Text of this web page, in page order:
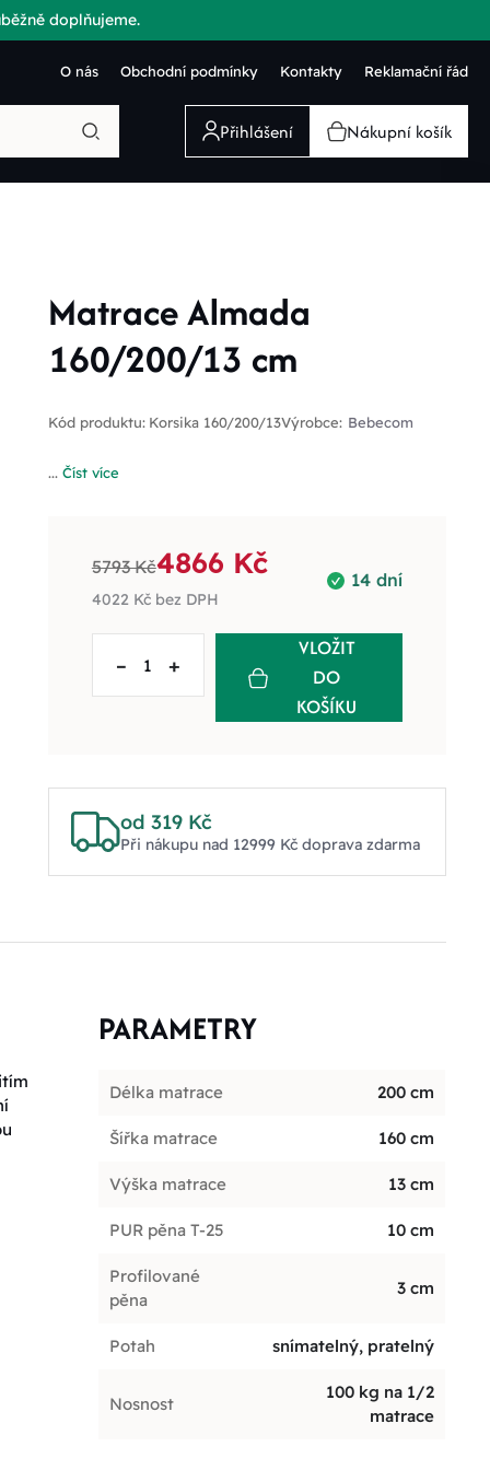
doplňujeme.
O nás Obchodní podmínky Kontakty Reklamační řád
Přihlášení Nákupní košík
Matrace Almada
160/200/13 cm
Kód produktu: Korsika 160/200/13Výrobce: Bebecom
... Číst více
14 dní
5793 Kč4866 Kč
4022 Kčbez DPH
– +
VLOŽIT
DO
KOŠÍKU
od 319 Kč
Při nákupu nad 12999 Kč doprava zdarma
PARAMETRY
Délka matrace 200 cm
Šířka matrace 160 cm
Výška matrace 13 cm
PUR pěna T-25 10 cm
Profilované
pěna
3 cm
Potah snímatelný, pratelný
Nosnost
100 kg na 1/2
matrace